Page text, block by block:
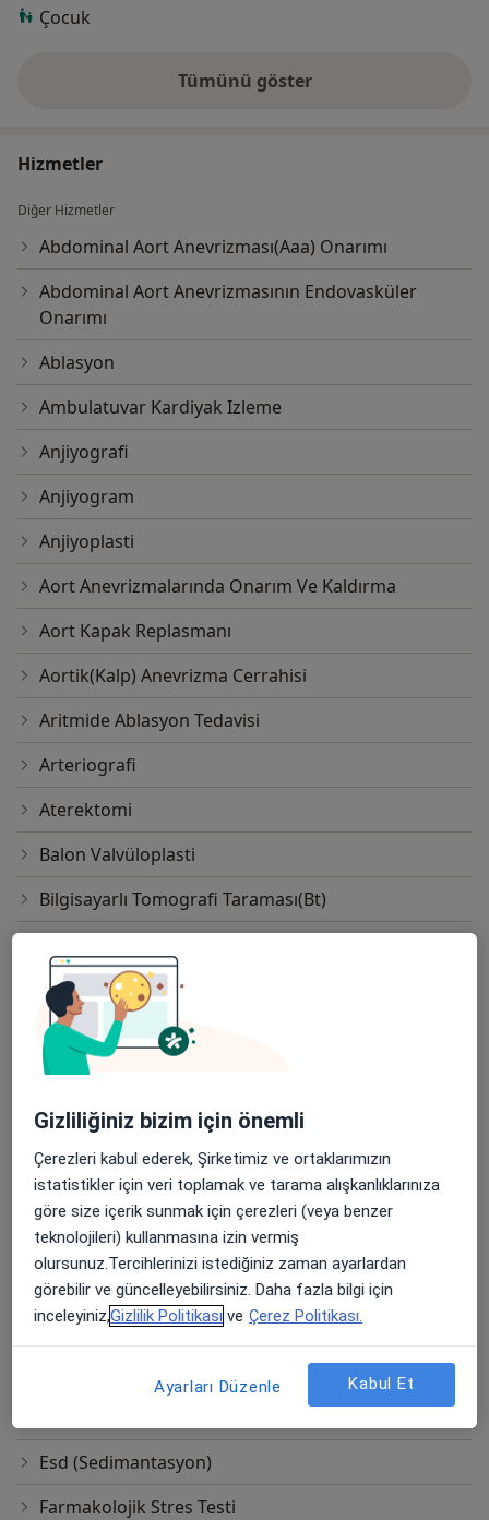
Çocuk
Tümünü gösterdeneyim hakkında
Hizmetler
Diğer Hizmetler
Abdominal Aort Anevrizması(Aaa) Onarımı
Abdominal Aort Anevrizmasının Endovasküler
Onarımı
Ablasyon
Ambulatuvar Kardiyak Izleme
Anjiyografi
Anjiyogram
Anjiyoplasti
Aort Anevrizmalarında Onarım Ve Kaldırma
Aort Kapak Replasmanı
Aortik(Kalp) Anevrizma Cerrahisi
Aritmide Ablasyon Tedavisi
Arteriografi
Aterektomi
Balon Valvüloplasti
Bilgisayarlı Tomografi Taraması(Bt)
Cox-Maze Prosedürü
Dekalsifikasyon(Kalp Kapakçıkları Hastalıkları
Tedavisinde)
Eforlu Ekg
Ekg
Eko(Ekokardiyografi)
Ekogram(Ultrason)
Elektron Işınlı Bilgisayarlı Tomografi
Esd (Sedimantasyon)
Farmakolojik Stres Testi
Gizliliğiniz bizim için önemli
Çerezleri kabul ederek, Şirketimiz ve ortaklarımızın
istatistikler için veri toplamak ve tarama alışkanlıklarınıza
göre size içerik sunmak için çerezleri (veya benzer
teknolojileri) kullanmasına izin vermiş
olursunuz.Tercihlerinizi istediğiniz zaman ayarlardan
görebilir ve güncelleyebilirsiniz. Daha fazla bilgi için
inceleyiniz,Gizlilik Politikası ve Çerez Politikası.
Ayarları Düzenle Kabul Et